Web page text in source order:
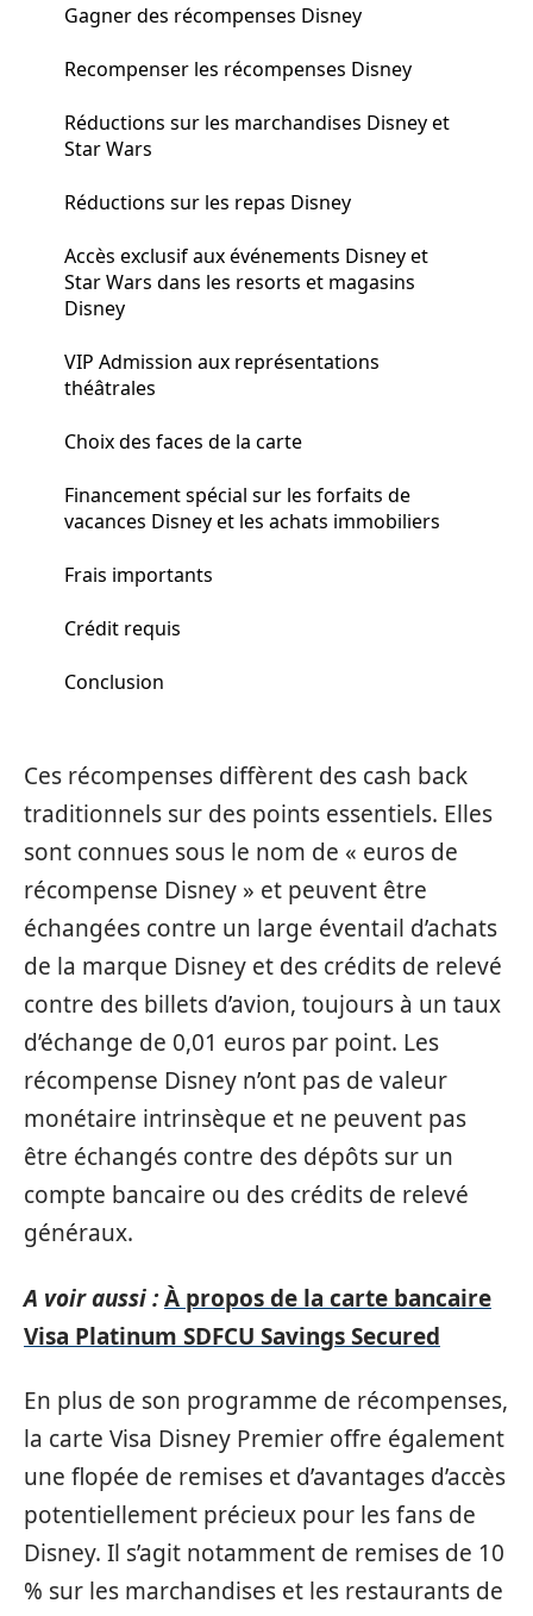
Gagner des récompenses Disney
Recompenser les récompenses Disney
Réductions sur les marchandises Disney et
Star Wars
Réductions sur les repas Disney
Accès exclusif aux événements Disney et
Star Wars dans les resorts et magasins
Disney
VIP Admission aux représentations
théâtrales
Choix des faces de la carte
Financement spécial sur les forfaits de
vacances Disney et les achats immobiliers
Frais importants
Crédit requis
Conclusion
Ces récompenses diffèrent des cash back
traditionnels sur des points essentiels. Elles
sont connues sous le nom de « euros de
récompense Disney » et peuvent être
échangées contre un large éventail d’achats
de la marque Disney et des crédits de relevé
contre des billets d’avion, toujours à un taux
d’échange de 0,01 euros par point. Les
récompense Disney n’ont pas de valeur
monétaire intrinsèque et ne peuvent pas
être échangés contre des dépôts sur un
compte bancaire ou des crédits de relevé
généraux.
A voir aussi :À propos de la carte bancaire
Visa Platinum SDFCU Savings Secured
En plus de son programme de récompenses,
la carte Visa Disney Premier offre également
une flopée de remises et d’avantages d’accès
potentiellement précieux pour les fans de
Disney. Il s’agit notamment de remises de 10
% sur les marchandises et les restaurants de